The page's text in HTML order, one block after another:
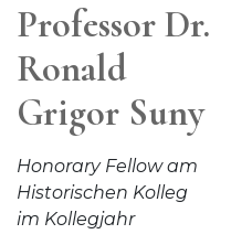
Professor Dr.
Professor Dr.
Ronald
Grigor Suny
Honorary Fellow am
Historischen Kolleg
im Kollegjahr